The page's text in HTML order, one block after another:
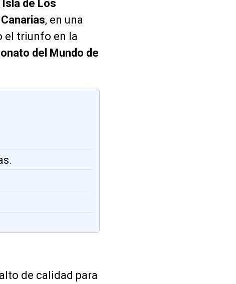
Isla de Los
, en una
el triunfo en la
del Mundo de
de calidad para